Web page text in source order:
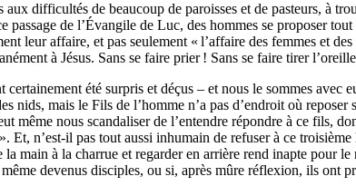
aux difficultés de beaucoup de paroisses et de pasteurs, à
passage de l’Évangile de Luc, des hommes se proposer
leur affaire, et pas seulement « l’affaire des femmes et
à Jésus. Sans se faire prier ! Sans se faire tirer
été surpris et déçus – et nous le sommes avec
nids, mais le Fils de l’homme n’a pas d’endroit où
même nous scandaliser de l’entendre répondre à ce fils,
Et, n’est-il pas tout aussi inhumain de refuser à ce
la main à la charrue et regarder en arrière rend inapte pour
devenus disciples, ou si, après mûre réflexion, ils ont